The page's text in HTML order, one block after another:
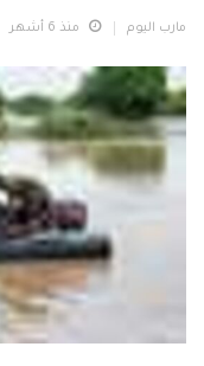
مارب اليوم منذ 6 أشهر